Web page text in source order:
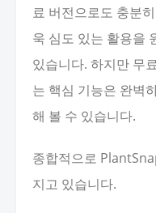
료 버전으로도 충분
욱 심도 있는 활용을
있습니다. 하지만 무
는 핵심 기능은 완벽
해 볼 수 있습니다.
종합적으로
지고 있습니다.